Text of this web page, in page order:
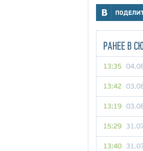
РАНЕЕ В
13:35
13:42
13:19
15:29
13:40